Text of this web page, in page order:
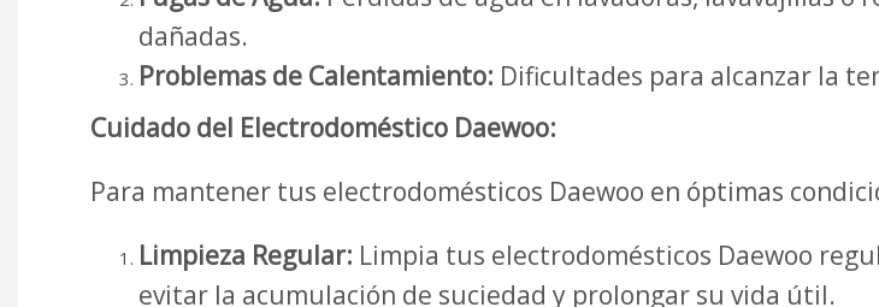
dañadas.
Problemas de Calentamiento: Dificultades para alcanzar la
Cuidado del Electrodoméstico Daewoo:
Para mantener tus electrodomésticos Daewoo en óptimas
Limpieza Regular: Limpia tus electrodomésticos Daewoo
evitar la acumulación de suciedad y prolongar su vida útil.